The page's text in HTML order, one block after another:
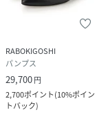
RABOKIGOSHI
パンプス
29,700円
2,700ポイント(10%ポイン
トバック)